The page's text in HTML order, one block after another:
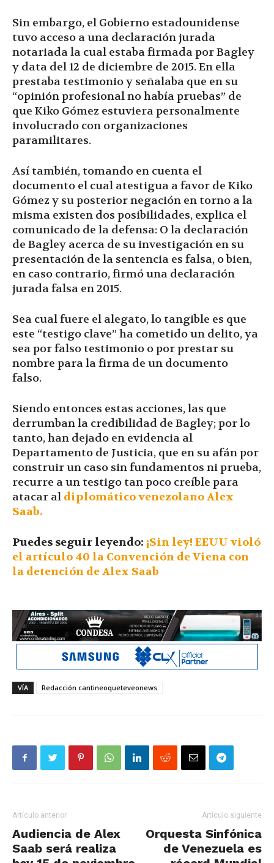
Sin embargo, el Gobierno estadounidense
tuvo acceso a una declaración jurada
notariada la cual estaba firmada por Bagley
y data del 12 de diciembre de 2015. En ella
prestaba testimonio y señalaba que en su
“opinión profesional no había pruebas” de
que Kiko Gómez estuviera personalmente
involucrado con organizaciones
paramilitares.
Así también, tomando en cuenta el
documento el cual atestigua a favor de Kiko
Gómez y su posterior negación en torno a la
misma existen dos posibilidades, explica el
comunicado de la defensa: O la declaración
de Bagley acerca de su investigación en su
presentación de la sentencia es falsa, o bien,
en caso contrario, firmó una declaración
jurada falsa en 2015.
Sea cual fuere el alegato, lo tangible es que
este “testigo clave” ha cometido un delito, ya
sea por falso testimonio o por prestar su
nombre para la firma de un documento
falso.
Siendo entonces estas acciones, las que
derrumban la credibilidad de Bagley; por lo
tanto, han dejado en evidencia al
Departamento de Justicia, que en su afán por
construir un caso sin fundamentos ni prueba,
recurre a un testigo tan poco creíble para
atacar al diplomático venezolano Alex
Saab.
Puedes seguir leyendo: ¡Sin ley! EEUU violó
el artículo 40 la Convención de Viena con
la detención de Alex Saab
VÍA Redacción cantineoqueteveonews
Artículo anterior
Audiencia de Alex
Saab será realiza
Artículo siguiente
Orquesta Sinfónica
de Venezuela es